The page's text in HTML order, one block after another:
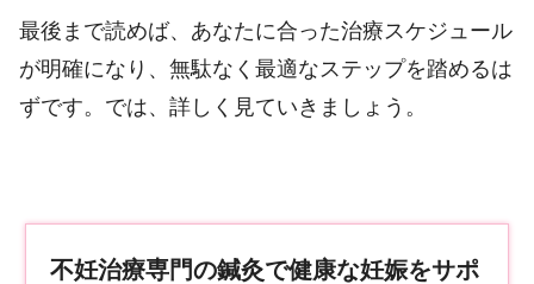
最後まで読めば、あなたに合った治療スケジュール
が明確になり、無駄なく最適なステップを踏めるは
ずです。では、詳しく見ていきましょう。
不妊治療専門の鍼灸で健康な妊娠をサポ